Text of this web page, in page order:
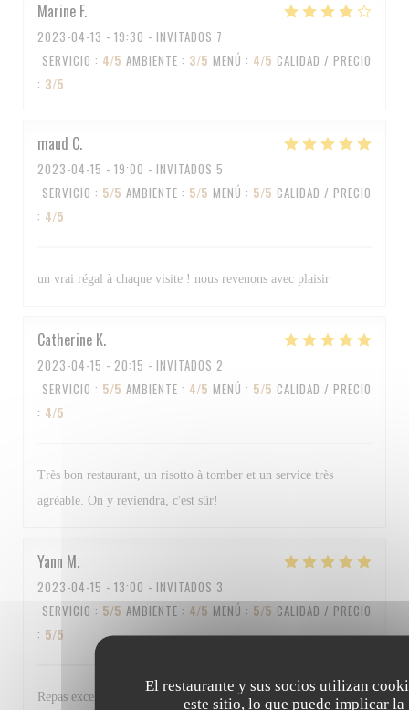
El restaurante y sus socios utilizan
este sitio, lo que puede implicar la
Marine F
2023-04-13 - 19:30 - INVITADOS 7
SERVICIO : 4/5 AMBIENTE : 3/5 MENÚ : 4/5 CALIDAD / PRECIO
: 3/5
maud C
2023-04-15 - 19:00 - INVITADOS 5
SERVICIO : 5/5 AMBIENTE : 5/5 MENÚ : 5/5 CALIDAD / PRECIO
: 4/5
un vrai régal à chaque visite ! nous revenons avec plaisir
Catherine K
2023-04-15 - 20:15 - INVITADOS 2
SERVICIO : 5/5 AMBIENTE : 4/5 MENÚ : 5/5 CALIDAD / PRECIO
: 4/5
Très bon restaurant, un risotto à tomber et un service très
agréable. On y reviendra, c'est sûr!
Yann M
2023-04-15 - 13:00 - INVITADOS 3
SERVICIO : 5/5 AMBIENTE : 4/5 MENÚ : 5/5 CALIDAD / PRECIO
: 5/5
Repas excellent et personnel au top Bravo à tous